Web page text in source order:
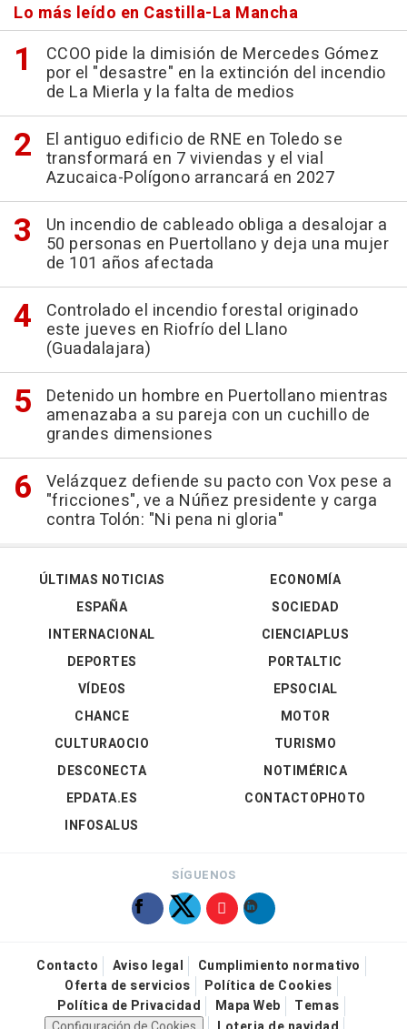
Lo más leído en Castilla-La Mancha
CCOO pide la dimisión de Mercedes Gómez
por el "desastre" en la extinción del incendio
de La Mierla y la falta de medios
El antiguo edificio de RNE en Toledo se
transformará en 7 viviendas y el vial
Azucaica-Polígono arrancará en 2027
Un incendio de cableado obliga a desalojar a
50 personas en Puertollano y deja una mujer
de 101 años afectada
Controlado el incendio forestal originado
este jueves en Riofrío del Llano
(Guadalajara)
Detenido un hombre en Puertollano mientras
amenazaba a su pareja con un cuchillo de
grandes dimensiones
Velázquez defiende su pacto con Vox pese a
"fricciones", ve a Núñez presidente y carga
contra Tolón: "Ni pena ni gloria"
ÚLTIMAS NOTICIAS
ESPAÑA
INTERNACIONAL
DEPORTES
VÍDEOS
ECONOMÍA
SOCIEDAD
CIENCIAPLUS
PORTALTIC
EPSOCIAL
CHANCE
CULTURAOCIO
DESCONECTA
EPDATA.ES
INFOSALUS
MOTOR
TURISMO
NOTIMÉRICA
CONTACTOPHOTO
SÍGUENOS
Contacto Aviso legal
Cumplimiento normativo
Oferta de servicios
Política de Cookies
Política de Privacidad
Mapa Web
Temas